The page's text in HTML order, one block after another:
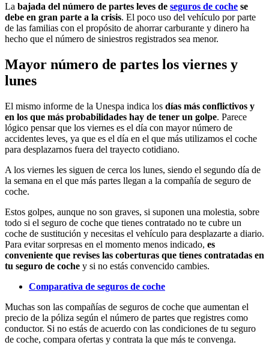
La bajada del número de partes leves de seguros de coche se
debe en gran parte a la crisis. El poco uso del vehículo por parte
de las familias con el propósito de ahorrar carburante y dinero ha
hecho que el número de siniestros registrados sea menor.
Mayor número de partes los viernes y
lunes
El mismo informe de la Unespa indica los días más conflictivos y
en los que más probabilidades hay de tener un golpe. Parece
lógico pensar que los viernes es el día con mayor número de
accidentes leves, ya que es el día en el que más utilizamos el coche
para desplazarnos fuera del trayecto cotidiano.
A los viernes les siguen de cerca los lunes, siendo el segundo día de
la semana en el que más partes llegan a la compañía de seguro de
coche.
Estos golpes, aunque no son graves, si suponen una molestia, sobre
todo si el seguro de coche que tienes contratado no te cubre un
coche de sustitución y necesitas el vehículo para desplazarte a diario.
Para evitar sorpresas en el momento menos indicado, es
conveniente que revises las coberturas que tienes contratadas en
tu seguro de coche y si no estás convencido cambies.
Comparativa de seguros de coche
Muchas son las compañías de seguros de coche que aumentan el
precio de la póliza según el número de partes que registres como
conductor. Si no estás de acuerdo con las condiciones de tu seguro
de coche, compara ofertas y contrata la que más te convenga.